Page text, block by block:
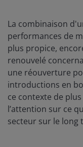
La combinaison
performances de
plus propice,
renouvelé
une réouverture
introductions en
ce contexte de
l’attention sur ce
secteur sur le long